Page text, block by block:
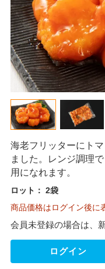
海老フリッターにト
ました。レンジ調理
用になれます。
ロット： 2袋
商品価格はログイン後に
会員未登録の場合は、
ログイン